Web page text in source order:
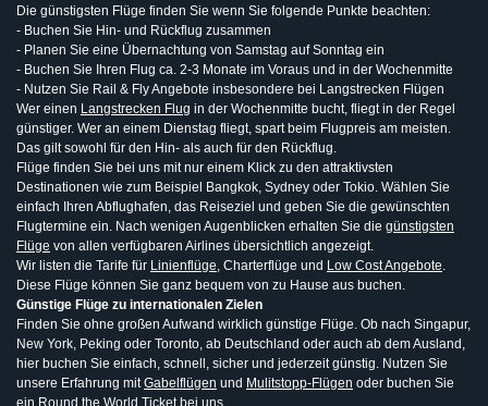
Die günstigsten Flüge finden Sie wenn Sie folgende Punkte beachten:
- Buchen Sie Hin- und Rückflug zusammen
- Planen Sie eine Übernachtung von Samstag auf Sonntag ein
- Buchen Sie Ihren Flug ca. 2-3 Monate im Voraus und in der Wochenmitte
- Nutzen Sie Rail & Fly Angebote insbesondere bei Langstrecken Flügen
Wer einen Langstrecken Flug in der Wochenmitte bucht, fliegt in der Regel
günstiger. Wer an einem Dienstag fliegt, spart beim Flugpreis am meisten.
Das gilt sowohl für den Hin- als auch für den Rückflug.
Flüge finden Sie bei uns mit nur einem Klick zu den attraktivsten
Destinationen wie zum Beispiel Bangkok, Sydney oder Tokio. Wählen Sie
einfach Ihren Abflughafen, das Reiseziel und geben Sie die gewünschten
Flugtermine ein. Nach wenigen Augenblicken erhalten Sie die günstigsten
Flüge von allen verfügbaren Airlines übersichtlich angezeigt.
Wir listen die Tarife für Linienflüge, Charterflüge und Low Cost Angebote.
Diese Flüge können Sie ganz bequem von zu Hause aus buchen.
Günstige Flüge zu internationalen Zielen
Finden Sie ohne großen Aufwand wirklich günstige Flüge. Ob nach Singapur,
New York, Peking oder Toronto, ab Deutschland oder auch ab dem Ausland,
hier buchen Sie einfach, schnell, sicher und jederzeit günstig. Nutzen Sie
unsere Erfahrung mitGabelflügen und Mulitstopp-Flügen oder buchen Sie
ein Round the World Ticketbei uns.